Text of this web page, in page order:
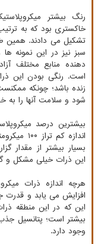
رنگ بیشتر
تشکیل می دادند. همین
سبز نیز در این نمونه
دهنده منابع مختلف
است. رنگی بودن این
زنده باشد؛ چونکه
شود و سلامت آنها را به
بیشترین درصد
اندازه
بسیار بیشتر از مقدار
این ذرات خیلی مشکل و
هرچه اندازه ذرات
افزایش می یابد و قدرت
بیشتر است؛ پتانسیل
وجود دارد.